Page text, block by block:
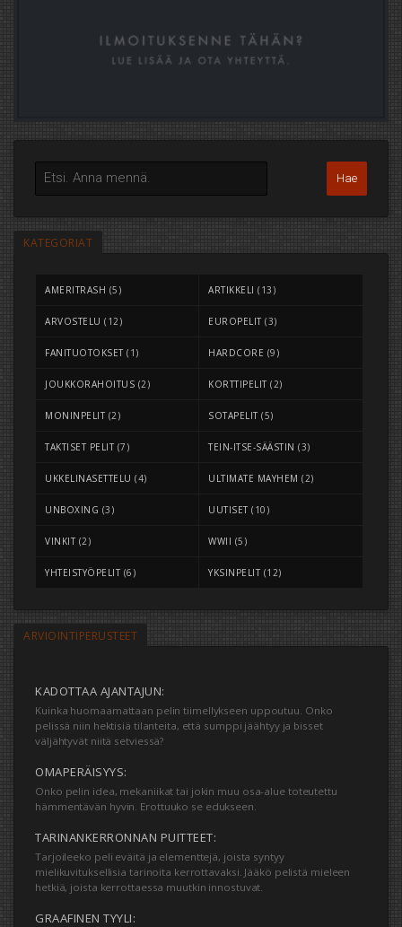
KATEGORIAT
AMERITRASH (5) ARTIKKELI (13)
ARVOSTELU (12) EUROPELIT (3)
FANITUOTOKSET (1) HARDCORE (9)
JOUKKORAHOITUS (2) KORTTIPELIT (2)
MONINPELIT (2) SOTAPELIT (5)
TAKTISET PELIT (7) TEIN-ITSE-SÄÄSTIN (3)
UKKELINASETTELU (4) ULTIMATE MAYHEM (2)
UNBOXING (3) UUTISET (10)
VINKIT (2) WWII (5)
YHTEISTYÖPELIT (6) YKSINPELIT (12)
ARVIOINTIPERUSTEET
KADOTTAA AJANTAJUN:
Kuinka huomaamattaan pelin tiimellykseen uppoutuu. Onko
pelissä niin hektisiä tilanteita, että sumppi jäähtyy ja bisset
väljähtyvät niitä setviessä?
OMAPERÄISYYS:
Onko pelin idea, mekaniikat tai jokin muu osa-alue toteutettu
hämmentävän hyvin. Erottuuko se edukseen.
TARINANKERRONNAN PUITTEET:
Tarjoileeko peli eväitä ja elementtejä, joista syntyy
mielikuvituksellisia tarinoita kerrottavaksi. Jääkö pelistä mieleen
hetkiä, joista kerrottaessa muutkin innostuvat.
GRAAFINEN TYYLI: